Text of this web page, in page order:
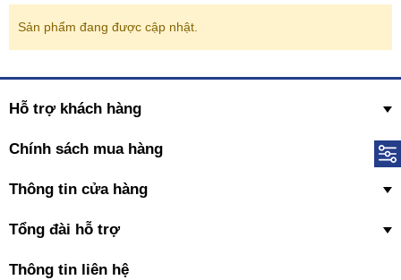
Sản phẩm đang được cập nhật.
Hỗ trợ khách hàng
Chính sách mua hàng
Thông tin cửa hàng
Tổng đài hỗ trợ
Thông tin liên hệ